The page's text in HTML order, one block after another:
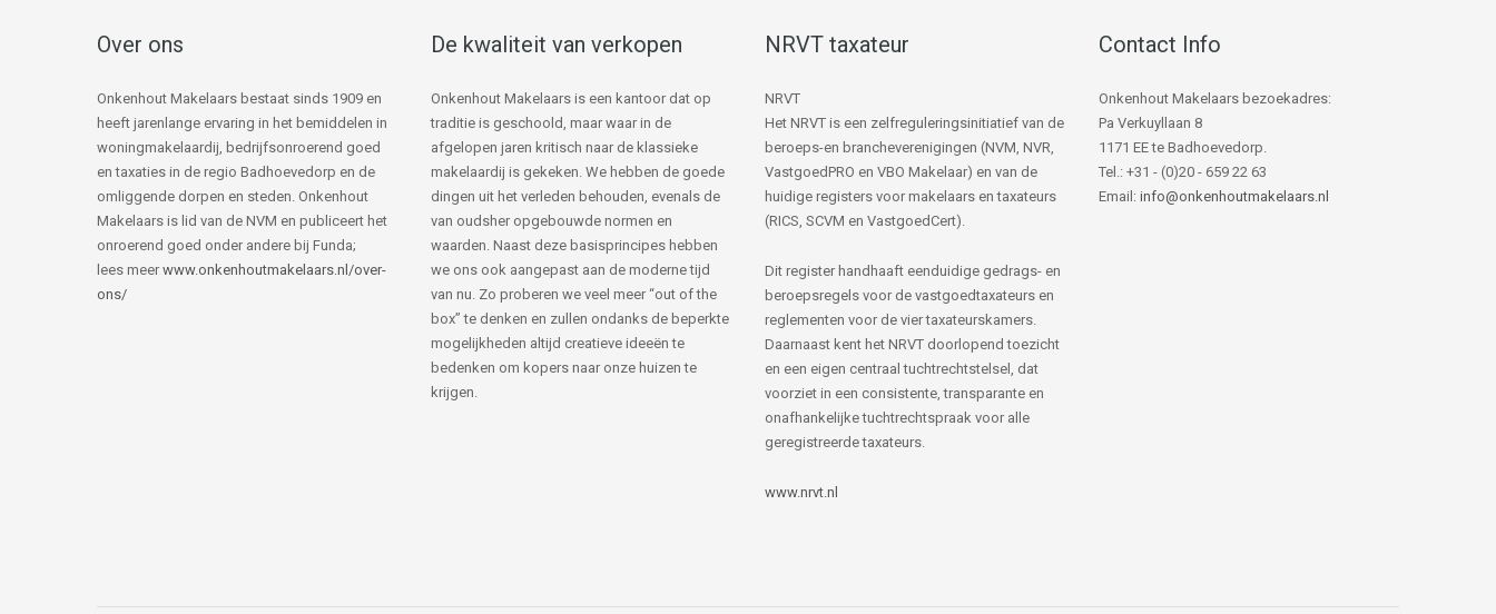
Over ons
Onkenhout Makelaars bestaat sinds 1909 en
heeft jarenlange ervaring in het bemiddelen in
woningmakelaardij, bedrijfsonroerend goed
en taxaties in de regio Badhoevedorp en de
omliggende dorpen en steden. Onkenhout
Makelaars is lid van de NVM en publiceert het
onroerend goed onder andere bij Funda;
lees meer www.onkenhoutmakelaars.nl/over-
ons/
De kwaliteit van verkopen
Onkenhout Makelaars is een kantoor dat op
traditie is geschoold, maar waar in de
afgelopen jaren kritisch naar de klassieke
makelaardij is gekeken. We hebben de goede
dingen uit het verleden behouden, evenals de
van oudsher opgebouwde normen en
waarden. Naast deze basisprincipes hebben
we ons ook aangepast aan de moderne tijd
van nu. Zo proberen we veel meer “out of the
box” te denken en zullen ondanks de beperkte
mogelijkheden altijd creatieve ideeën te
bedenken om kopers naar onze huizen te
krijgen.
NRVT taxateur
NRVT
Het NRVT is een zelfreguleringsinitiatief van de
beroeps-en brancheverenigingen (NVM, NVR,
VastgoedPRO en VBO Makelaar) en van de
huidige registers voor makelaars en taxateurs
(RICS, SCVM en VastgoedCert).
Dit register handhaaft eenduidige gedrags- en
beroepsregels voor de vastgoedtaxateurs en
reglementen voor de vier taxateurskamers.
Daarnaast kent het NRVT doorlopend toezicht
en een eigen centraal tuchtrechtstelsel, dat
voorziet in een consistente, transparante en
onafhankelijke tuchtrechtspraak voor alle
geregistreerde taxateurs.
www.nrvt.nl
Contact Info
Onkenhout Makelaars bezoekadres:
Pa Verkuyllaan 8
1171 EE te Badhoevedorp.
Tel.: +31 - (0)20 - 659 22 63
Email: info@onkenhoutmakelaars.nl